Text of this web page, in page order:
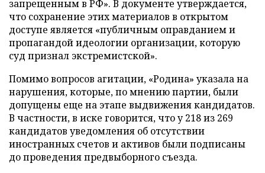
запрещенным в РФ». В документе утверждается,
что сохранение этих материалов в открытом
доступе является «публичным оправданием и
пропагандой идеологии организации, которую
суд признал экстремистской».
Помимо вопросов агитации, «Родина» указала на
нарушения, которые, по мнению партии, были
допущены еще на этапе выдвижения кандидатов.
В частности, в иске говорится, что у 218 из 269
кандидатов уведомления об отсутствии
иностранных счетов и активов были подписаны
до проведения предвыборного съезда.